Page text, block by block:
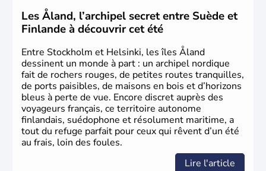
Les Åland, l’archipel secret entre Suède et
Finlande à découvrir cet été
Entre Stockholm et Helsinki, les îles Åland
dessinent un monde à part : un archipel nordique
fait de rochers rouges, de petites routes tranquilles,
de ports paisibles, de maisons en bois et d’horizons
bleus à perte de vue. Encore discret auprès des
voyageurs français, ce territoire autonome
finlandais, suédophone et résolument maritime, a
tout du refuge parfait pour ceux qui rêvent d’un été
au frais, loin des foules.
Lire l'article